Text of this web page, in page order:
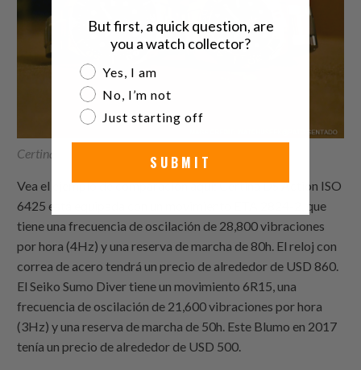
Certina DS Action Vs Seiko Sumo Diver
Vea el ejemplo de comparación aquí; Certina DS Action ISO
6425 está equipada con un movimiento ETA 2824-2, que
tiene una frecuencia de oscilación de 28,800 vibraciones
por hora (4Hz) y una reserva de marcha de 80h. El reloj con
correa de acero tendrá un precio de alrededor de USD 860.
El Seiko Sumo Diver tiene un movimiento 6R15, una
frecuencia de oscilación de 21,600 vibraciones por hora
(3Hz) y una reserva de marcha de 50h. Este Blumo en 2017
tenía un precio de alrededor de USD 500.
But first, a quick question, are
you a watch collector?
Are you a watch collector?
Yes, I am
No, I’m not
Just starting off
SUBMIT